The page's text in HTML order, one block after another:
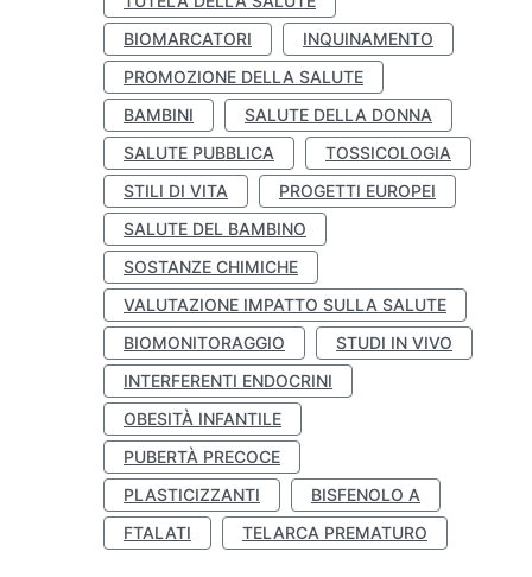
BIOMARCATORI
INQUINAMENTO
PROMOZIONE DELLA SALUTE
BAMBINI
SALUTE DELLA DONNA
SALUTE PUBBLICA
TOSSICOLOGIA
STILI DI VITA
PROGETTI EUROPEI
SALUTE DEL BAMBINO
SOSTANZE CHIMICHE
VALUTAZIONE IMPATTO SULLA SALUTE
BIOMONITORAGGIO
STUDI IN VIVO
INTERFERENTI ENDOCRINI
OBESITÀ INFANTILE
PUBERTÀ PRECOCE
PLASTICIZZANTI
BISFENOLO A
FTALATI
TELARCA PREMATURO